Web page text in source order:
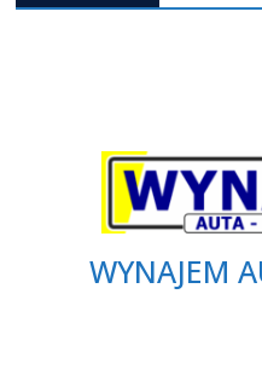
WYNAJEM